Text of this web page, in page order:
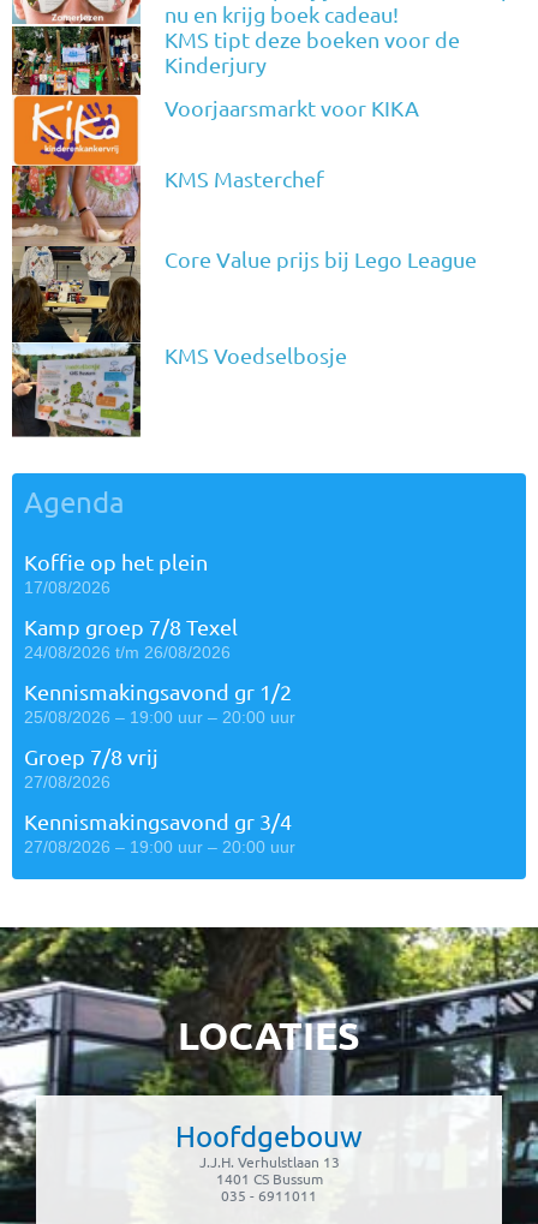
nu en krijg boek cadeau!
KMS tipt deze boeken voor de
Kinderjury
Voorjaarsmarkt voor KIKA
KMS Masterchef
Core Value prijs bij Lego League
KMS Voedselbosje
Agenda
Koffie op het plein
17/08/2026
Kamp groep 7/8 Texel
24/08/2026 t/m 26/08/2026
Kennismakingsavond gr 1/2
25/08/2026 – 19:00 uur – 20:00 uur
Groep 7/8 vrij
27/08/2026
Kennismakingsavond gr 3/4
27/08/2026 – 19:00 uur – 20:00 uur
LOCATIES
Hoofdgebouw
J.J.H. Verhulstlaan 13
1401 CS Bussum
035 - 6911011